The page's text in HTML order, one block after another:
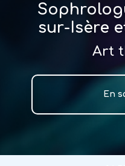
sur-Isère
Art
En